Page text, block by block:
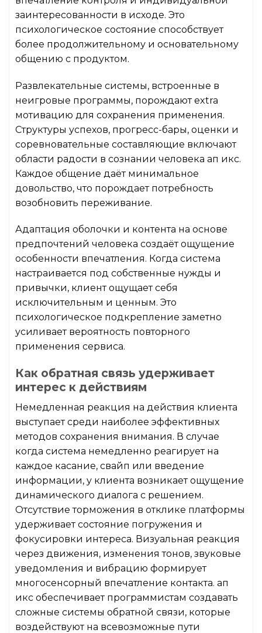
заинтересованности в исходе. Это
психологическое состояние способствует
более продолжительному и основательному
общению с продуктом.
Развлекательные системы, встроенные в
неигровые программы, порождают extra
мотивацию для сохранения применения.
Структуры успехов, прогресс-бары, оценки и
соревновательные составляющие включают
области радости в сознании человека ап икс.
Каждое общение даёт минимальное
довольство, что порождает потребность
возобновить переживание.
Адаптация оболочки и контента на основе
предпочтений человека создаёт ощущение
особенности впечатления. Когда система
настраивается под собственные нужды и
привычки, клиент ощущает себя
исключительным и ценным. Это
психологическое подкрепление заметно
усиливает вероятность повторного
применения сервиса.
Как обратная связь удерживает
интерес к действиям
Немедленная реакция на действия клиента
выступает среди наиболее эффективных
методов сохранения внимания. В случае
когда система немедленно реагирует на
каждое касание, свайп или введение
информации, у клиента возникает ощущение
динамического диалога с решением.
Отсутствие торможения в отклике платформы
удерживает состояние погружения и
фокусировки интереса. Визуальная реакция
через движения, изменения тонов, звуковые
уведомления и вибрацию формирует
многосенсорный впечатление контакта. ап
икс обеспечивает программистам создавать
сложные системы обратной связи, которые
воздействуют на всевозможные пути